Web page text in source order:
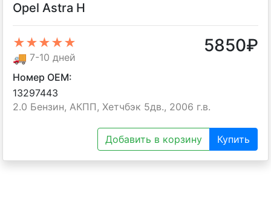
Opel Astra H
★★★★★
🚚 7-10 дней
5850₽
Номер OEM:
13297443
2.0 Бензин, АКПП, Хетчбэк 5дв., 2006 г.в.
Добавить в корзину Купить